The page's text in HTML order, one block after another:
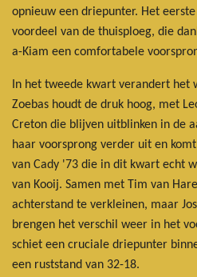
opnieuw een driepunter. Het
voordeel van de thuisploeg, die
a-Kiam een comfortabele
In het tweede kwart verandert het
Zoebas houdt de druk hoog, met
Creton die blijven uitblinken in de
haar voorsprong verder uit en
van Cady '73 die in dit kwart echt
van Kooij. Samen met Tim van
achterstand te verkleinen, maar
brengen het verschil weer in het
schiet een cruciale driepunter
een ruststand van 32-18.